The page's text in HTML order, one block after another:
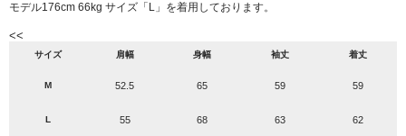
モデル176cm 66kg サイズ「L」を着用しております。
<<
サイズ 肩幅 身幅 袖丈 着丈
M 52.5 65 59 59
L 55 68 63 62